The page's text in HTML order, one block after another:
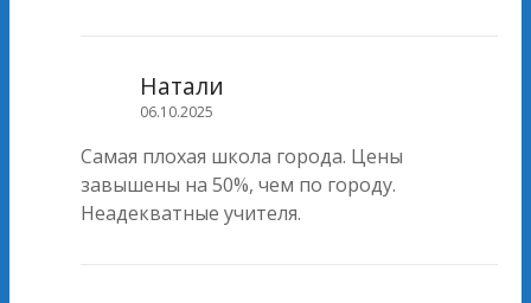
Натали
06.10.2025
Самая плохая школа города. Цены
завышены на 50%, чем по городу.
Неадекватные учителя.